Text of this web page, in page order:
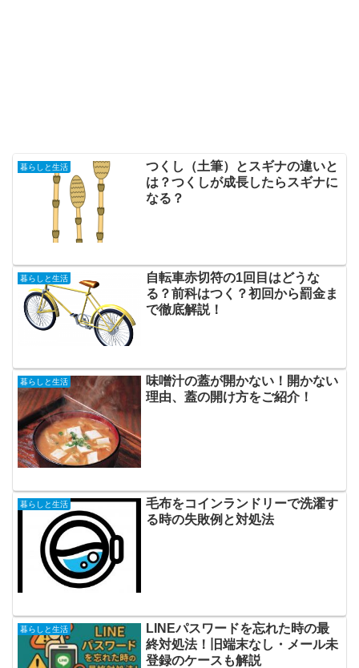
暮らしと生活
つくし（土筆）とスギナの違いと
は？つくしが成長したらスギナに
なる？
暮らしと生活
自転車赤切符の1回目はどうな
る？前科はつく？初回から罰金ま
で徹底解説！
暮らしと生活
味噌汁の蓋が開かない！開かない
理由、蓋の開け方をご紹介！
暮らしと生活
毛布をコインランドリーで洗濯す
る時の失敗例と対処法
暮らしと生活
LINEパスワードを忘れた時の最
終対処法！旧端末なし・メール未
登録のケースも解説